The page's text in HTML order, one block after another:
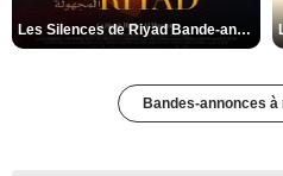
Les Silences de Riyad Bande-annonce VO STFR
Bandes-annonces